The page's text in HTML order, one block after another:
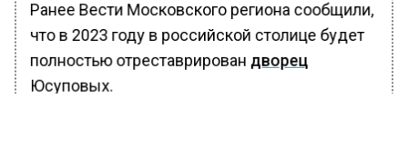
Ранее Вести Московского региона сообщили,
что в 2023 году в российской столице будет
полностью отреставрирован дворец
Юсуповых.